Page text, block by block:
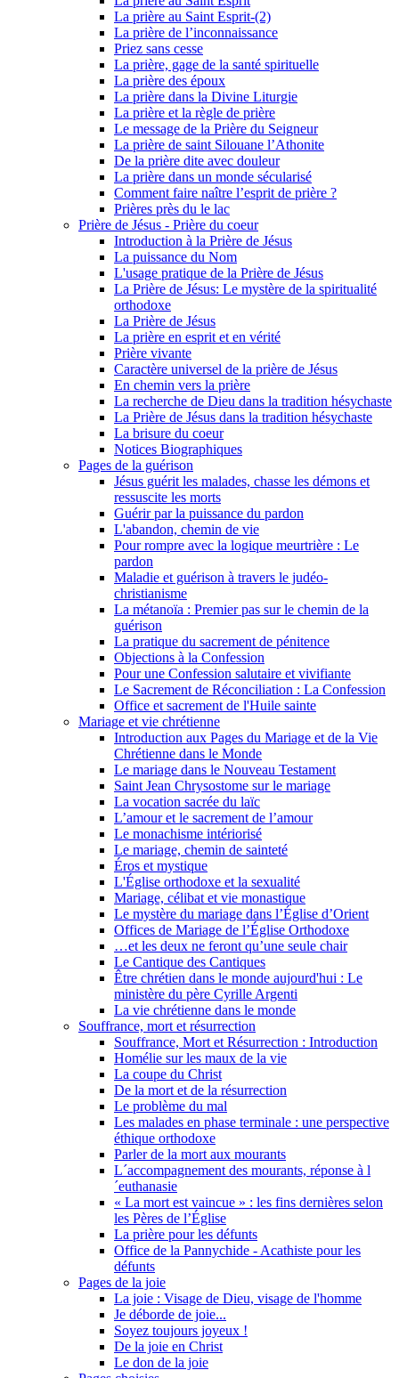
La prière au Saint Esprit-(2)
La prière de l’inconnaissance
Priez sans cesse
La prière, gage de la santé spirituelle
La prière des époux
La prière dans la Divine Liturgie
La prière et la règle de prière
Le message de la Prière du Seigneur
La prière de saint Silouane l’Athonite
De la prière dite avec douleur
La prière dans un monde sécularisé
Comment faire naître l’esprit de prière ?
Prières près du le lac
Prière de Jésus - Prière du coeur
Introduction à la Prière de Jésus
La puissance du Nom
L'usage pratique de la Prière de Jésus
La Prière de Jésus: Le mystère de la spiritualité
orthodoxe
La Prière de Jésus
La prière en esprit et en vérité
Prière vivante
Caractère universel de la prière de Jésus
En chemin vers la prière
La recherche de Dieu dans la tradition hésychaste
La Prière de Jésus dans la tradition hésychaste
La brisure du coeur
Notices Biographiques
Pages de la guérison
Jésus guérit les malades, chasse les démons et
ressuscite les morts
Guérir par la puissance du pardon
L'abandon, chemin de vie
Pour rompre avec la logique meurtrière : Le
pardon
Maladie et guérison à travers le judéo-
christianisme
La métanoïa : Premier pas sur le chemin de la
guérison
La pratique du sacrement de pénitence
Objections à la Confession
Pour une Confession salutaire et vivifiante
Le Sacrement de Réconciliation : La Confession
Office et sacrement de l'Huile sainte
Mariage et vie chrétienne
Introduction aux Pages du Mariage et de la Vie
Chrétienne dans le Monde
Le mariage dans le Nouveau Testament
Saint Jean Chrysostome sur le mariage
La vocation sacrée du laïc
L’amour et le sacrement de l’amour
Le monachisme intériorisé
Le mariage, chemin de sainteté
Éros et mystique
L'Église orthodoxe et la sexualité
Mariage, célibat et vie monastique
Le mystère du mariage dans l’Église d’Orient
Offices de Mariage de l’Église Orthodoxe
…et les deux ne feront qu’une seule chair
Le Cantique des Cantiques
Être chrétien dans le monde aujourd'hui : Le
ministère du père Cyrille Argenti
La vie chrétienne dans le monde
Souffrance, mort et résurrection
Souffrance, Mort et Résurrection : Introduction
Homélie sur les maux de la vie
La coupe du Christ
De la mort et de la résurrection
Le problème du mal
Les malades en phase terminale : une perspective
éthique orthodoxe
Parler de la mort aux mourants
L´accompagnement des mourants, réponse à l
´euthanasie
« La mort est vaincue » : les fins dernières selon
les Pères de l’Église
La prière pour les défunts
Office de la Pannychide - Acathiste pour les
défunts
Pages de la joie
La joie : Visage de Dieu, visage de l'homme
Je déborde de joie...
Soyez toujours joyeux !
De la joie en Christ
Le don de la joie